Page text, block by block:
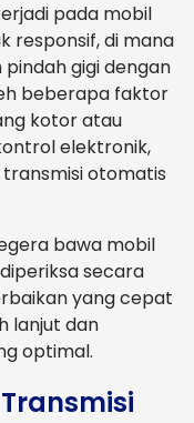
pada mobil
responsif, di mana
gigi dengan
beberapa faktor
kotor atau
elektronik,
otomatis
bawa mobil
secara
yang cepat
lanjut dan
optimal.